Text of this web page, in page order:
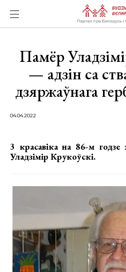
Памёр
— адзін са
дзяржаўнага
04.04.2022
3 красавіка на 86-м
Уладзімір Крукоўскі.